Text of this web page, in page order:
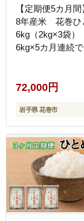
【定期便5カ月
8年産米 花巻ひ
6kg（2kg×3袋
6kg×5カ月連続
72,000円
岩手県 花巻市